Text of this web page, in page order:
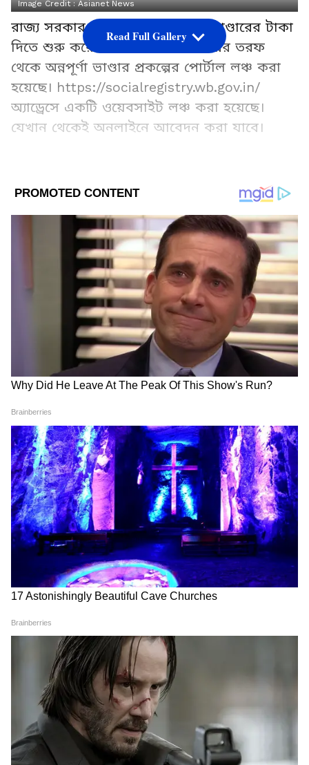
Image Credit :Asianet News
রাজ্য সরকার ৩ জুন থেকে অন্নপূর্ণা ভাণ্ডারের টাকা
দিতে শুরু করেছে। পশ্চিমবঙ্গ সরকারের তরফ
থেকে অন্নপূর্ণা ভাণ্ডার প্রকল্পের পোর্টাল লঞ্চ করা
হয়েছে। https://socialregistry.wb.gov.in/
অ্যাড্রেসে একটি ওয়েবসাইট লঞ্চ করা হয়েছে।
যেখান থেকেই অনলাইনে আবেদন করা যাবে।
2
Image Credit :Asianet News
এছাড়াও, অফলাইনে পঞ্চায়েত, পুরসভা, বিডিও
অফিস থেকেও আবেদন করা যাচ্ছে। যারা বাইরে
বেরিয়ে আবেদন করতে পারবেন না, অনলাইন
আবেদনও করতে পারবেন না, তাঁদের জন্য বাড়িতে
সাহায্য়কারী পাঠিয়ে ফর্ম ফিলআপ করে দেওয়া
হবে। আগামী তিন মাস ধরে ফর্ম ফিলআপ চলবে।
Read Full Gallery